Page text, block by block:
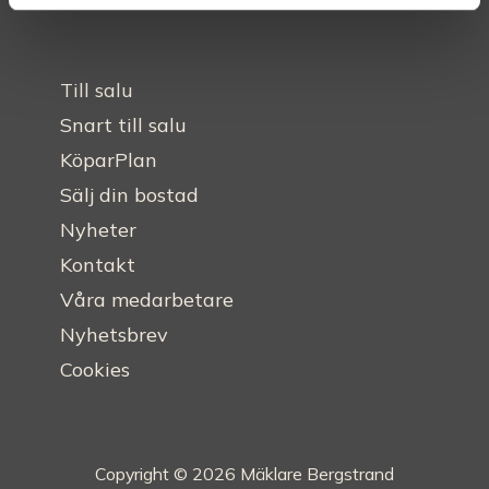
Till salu
Snart till salu
KöparPlan
Sälj din bostad
Nyheter
Kontakt
Våra medarbetare
Nyhetsbrev
Cookies
Copyright © 2026 Mäklare Bergstrand